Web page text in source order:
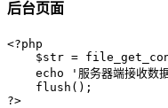
后台页面
<?php
$str =
echo '服务器端接收数
    flush();
?>